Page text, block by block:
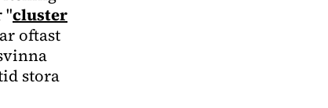
"cluster
oftast
stora